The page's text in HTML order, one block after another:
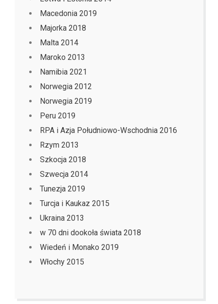
Macedonia 2019
Majorka 2018
Malta 2014
Maroko 2013
Namibia 2021
Norwegia 2012
Norwegia 2019
Peru 2019
RPA i Azja Południowo-Wschodnia 2016
Rzym 2013
Szkocja 2018
Szwecja 2014
Tunezja 2019
Turcja i Kaukaz 2015
Ukraina 2013
w 70 dni dookoła świata 2018
Wiedeń i Monako 2019
Włochy 2015